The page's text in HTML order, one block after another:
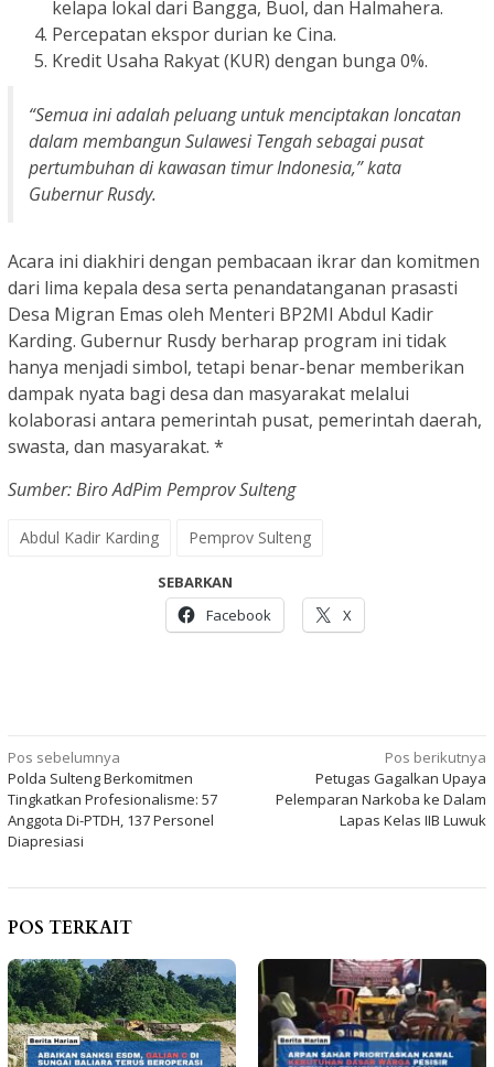
kelapa lokal dari Bangga, Buol, dan Halmahera.
Percepatan ekspor durian ke Cina.
Kredit Usaha Rakyat (KUR) dengan bunga 0%.
“Semua ini adalah peluang untuk menciptakan loncatan
dalam membangun Sulawesi Tengah sebagai pusat
pertumbuhan di kawasan timur Indonesia,” kata
Gubernur Rusdy.
Acara ini diakhiri dengan pembacaan ikrar dan komitmen
dari lima kepala desa serta penandatanganan prasasti
Desa Migran Emas oleh Menteri BP2MI Abdul Kadir
Karding. Gubernur Rusdy berharap program ini tidak
hanya menjadi simbol, tetapi benar-benar memberikan
dampak nyata bagi desa dan masyarakat melalui
kolaborasi antara pemerintah pusat, pemerintah daerah,
swasta, dan masyarakat. *
Sumber: Biro AdPim Pemprov Sulteng
Abdul Kadir Karding Pemprov Sulteng
SEBARKAN
Facebook
X
Navigasi
pos
Pos sebelumnya
Polda Sulteng Berkomitmen
Tingkatkan Profesionalisme: 57
Anggota Di-PTDH, 137 Personel
Diapresiasi
Pos berikutnya
Petugas Gagalkan Upaya
Pelemparan Narkoba ke Dalam
Lapas Kelas IIB Luwuk
POS TERKAIT